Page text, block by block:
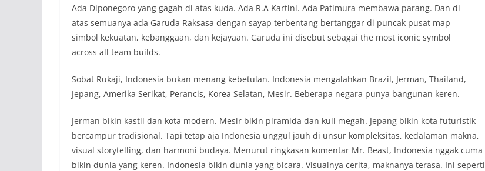
Ada Diponegoro yang gagah di atas kuda. Ada R.A Kartini. Ada Patimura membawa parang. Dan di
atas semuanya ada Garuda Raksasa dengan sayap terbentang bertanggar di puncak pusat map
simbol kekuatan, kebanggaan, dan kejayaan. Garuda ini disebut sebagai the most iconic symbol
across all team builds.
Sobat Rukaji, Indonesia bukan menang kebetulan. Indonesia mengalahkan Brazil, Jerman, Thailand,
Jepang, Amerika Serikat, Perancis, Korea Selatan, Mesir. Beberapa negara punya bangunan keren.
Jerman bikin kastil dan kota modern. Mesir bikin piramida dan kuil megah. Jepang bikin kota futuristik
bercampur tradisional. Tapi tetap aja Indonesia unggul jauh di unsur kompleksitas, kedalaman makna,
visual storytelling, dan harmoni budaya. Menurut ringkasan komentar Mr. Beast, Indonesia nggak cuma
bikin dunia yang keren. Indonesia bikin dunia yang bicara. Visualnya cerita, maknanya terasa. Ini seperti